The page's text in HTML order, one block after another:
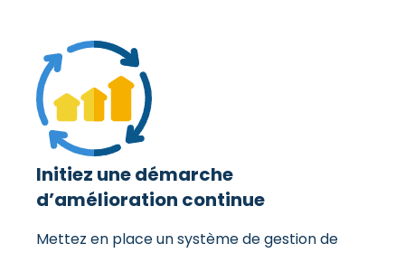
Initiez une démarche
d’amélioration continue
Mettez en place un système de gestion de